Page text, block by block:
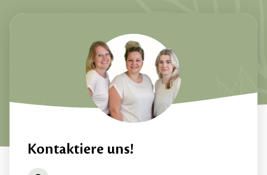
Kontaktiere uns!